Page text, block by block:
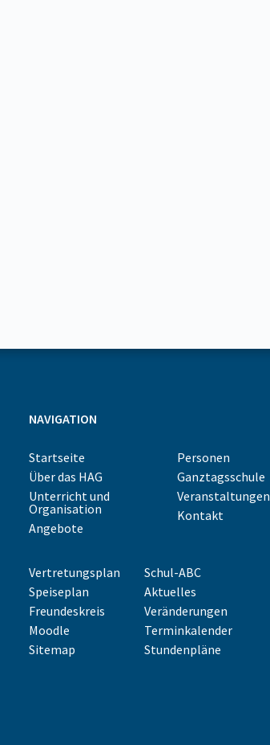
NAVIGATION
Startseite
Über das HAG
Unterricht und
Organisation
Angebote
Personen
Ganztagsschule
Veranstaltungen
Kontakt
Vertretungsplan
Speiseplan
Freundeskreis
Moodle
Sitemap
Schul-ABC
Aktuelles
Veränderungen
Terminkalender
Stundenpläne